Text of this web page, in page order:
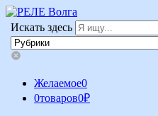
Искать здесь
Желаемое0
0товаров0₽